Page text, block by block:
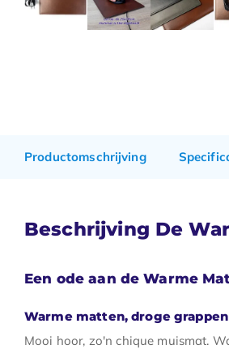
Productomschrijving
Beschrijving De
Een ode aan de Warme Mat
Warme matten, droge grappen
Mooi hoor, zo'n chique muismat.